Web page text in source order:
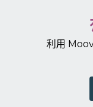
利用